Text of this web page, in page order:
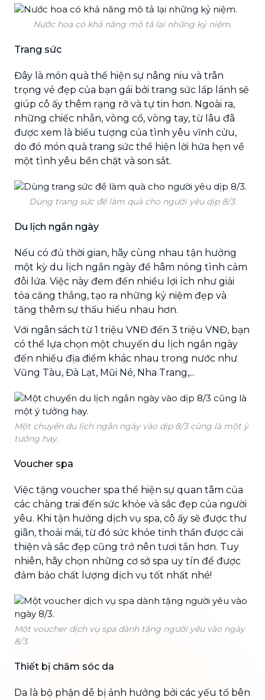
Nước hoa có khả năng mô tả lại những kỷ niệm.
Trang sức
Đây là món quà thể hiện sự nâng niu và trân
trọng vẻ đẹp của bạn gái bởi trang sức lấp lánh sẽ
giúp cô ấy thêm rạng rỡ và tự tin hơn. Ngoài ra,
những chiếc nhẫn, vòng cổ, vòng tay, từ lâu đã
được xem là biểu tượng của tình yêu vĩnh cửu,
do đó món quà trang sức thể hiện lời hứa hẹn về
một tình yêu bền chặt và son sắt.
Dùng trang sức để làm quà cho người yêu dịp 8/3.
Du lịch ngắn ngày
Nếu có đủ thời gian, hãy cùng nhau tận hưởng
một kỳ du lịch ngắn ngày để hâm nóng tình cảm
đôi lứa. Việc này đem đến nhiều lợi ích như giải
tỏa căng thẳng, tạo ra những kỷ niệm đẹp và
tăng thêm sự thấu hiểu nhau hơn.
Với ngân sách từ 1 triệu VNĐ đến 3 triệu VNĐ, bạn
có thể lựa chọn một chuyến du lịch ngắn ngày
đến nhiều địa điểm khác nhau trong nước như
Vũng Tàu, Đà Lạt, Mũi Né, Nha Trang,...
Một chuyến du lịch ngắn ngày vào dịp 8/3 cũng là một ý
tưởng hay.
Voucher spa
Việc tặng voucher spa thể hiện sự quan tâm của
các chàng trai đến sức khỏe và sắc đẹp của người
yêu. Khi tận hưởng dịch vụ spa, cô ấy sẽ được thư
giãn, thoải mái, từ đó sức khỏe tinh thần được cải
thiện và sắc đẹp cũng trở nên tươi tắn hơn. Tuy
nhiên, hãy chọn những cơ sở spa uy tín để được
đảm bảo chất lượng dịch vụ tốt nhất nhé!
Một voucher dịch vụ spa dành tặng người yêu vào ngày
8/3.
Thiết bị chăm sóc da
Da là bộ phận dễ bị ảnh hưởng bởi các yếu tố bên